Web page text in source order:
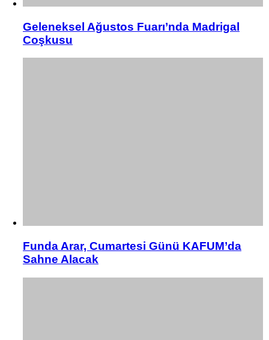
Geleneksel Ağustos Fuarı’nda Madrigal
Coşkusu
Funda Arar, Cumartesi Günü KAFUM’da
Sahne Alacak